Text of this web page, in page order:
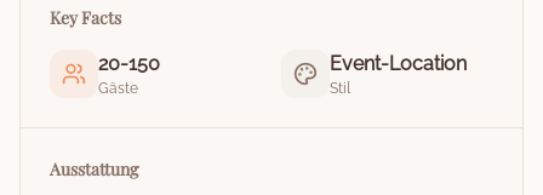
Key Facts
20-150
Gäste
Event-Location
Stil
Ausstattung